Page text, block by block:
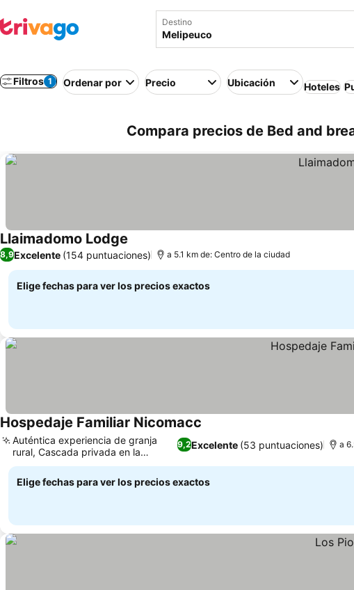
Destino
Filtros 1 Ordenar por Precio Ubicación Hoteles
Compara precios de Bed and
Llaimadomo Lodge
8,9Excelente (154 puntuaciones) a 5.1 km de: Centro de la ciudad
Elige fechas para ver los precios exactos
Hospedaje Familiar Nicomacc
9,2Excelente (53 puntuaciones)
Auténtica experiencia de granja
rural, Cascada privada en la
propiedad
a
Elige fechas para ver los precios exactos